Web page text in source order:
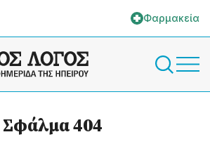
Φαρμακεία
Σφάλμα 404